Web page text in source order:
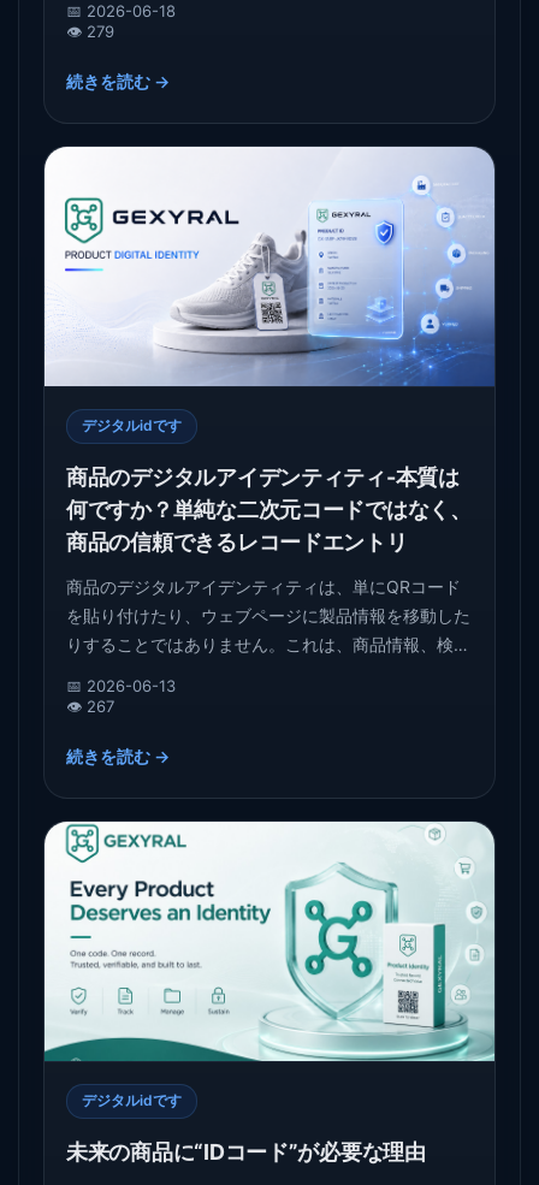
識別業界の実際のニーズを説明し、GEXYRALがどの
軽量DPPデータを通じて、商人が信頼できる商品記録
📅 2026-06-18
👁️ 279
続きを読む →
デジタルidです
商品のデジタルアイデンティティ-本質は
何ですか？単純な二次元コードではなく、
商品の信頼できるレコードエントリ
商品のデジタルアイデンティティは、単にQRコード
を貼り付けたり、ウェブページに製品情報を移動した
りすることではありません。これは、商品情報、検証
タを接続するために使用されるデジタル世界における
📅 2026-06-13
👁️ 267
続きを読む →
デジタルidです
未来の商品に“IDコード”が必要な理由